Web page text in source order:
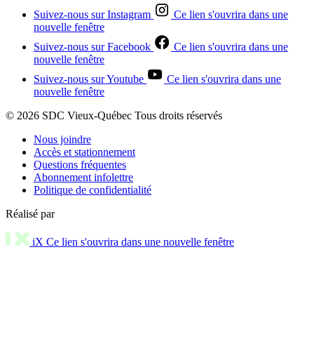
Suivez-nous sur Instagram
Ce lien s'ouvrira dans une
nouvelle fenêtre
Suivez-nous sur Facebook
Ce lien s'ouvrira dans une
nouvelle fenêtre
Suivez-nous sur Youtube
Ce lien s'ouvrira dans une
nouvelle fenêtre
© 2026 SDC Vieux-Québec Tous droits réservés
Nous joindre
Accès et stationnement
Questions fréquentes
Abonnement infolettre
Politique de confidentialité
Réalisé par
iX Ce lien s'ouvrira dans une nouvelle fenêtre